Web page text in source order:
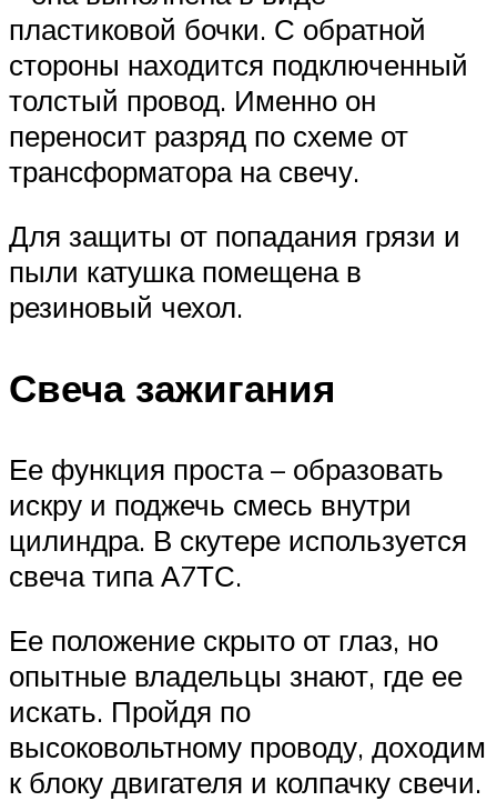
пластиковой бочки. С обратной
стороны находится подключенный
толстый провод. Именно он
переносит разряд по схеме от
трансформатора на свечу.
Для защиты от попадания грязи и
пыли катушка помещена в
резиновый чехол.
Свеча зажигания
Ее функция проста – образовать
искру и поджечь смесь внутри
цилиндра. В скутере используется
свеча типа А7ТС.
Ее положение скрыто от глаз, но
опытные владельцы знают, где ее
искать. Пройдя по
высоковольтному проводу, доходим
к блоку двигателя и колпачку свечи.